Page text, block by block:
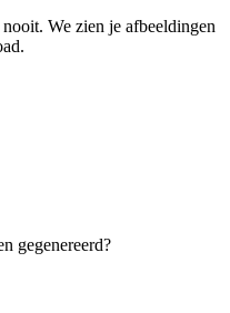
We zien je afbeeldingen
gegenereerd?